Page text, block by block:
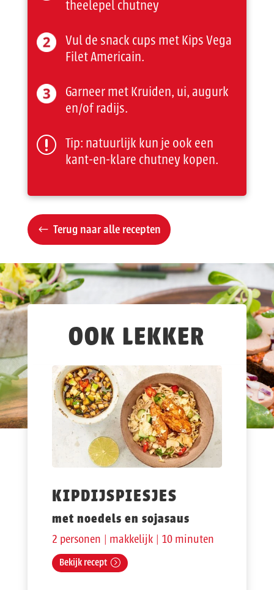
theelepel chutney
Vul de snack cups met Kips Vega
Filet Americain.
Garneer met Kruiden, ui, augurk
en/of radijs.
r Tip: natuurlijk kun je ook een
kant-en-klare chutney kopen.
Terug naar alle recepten
OOK LEKKER
KIPDIJSPIESJES
met noedels en sojasaus
2 personen | makkelijk | 10 minuten
Bekijk recept